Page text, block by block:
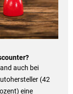
auch bei
(42
eine